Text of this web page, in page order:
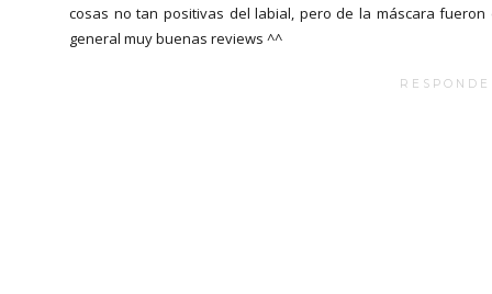
cosas no tan positivas del labial, pero de la máscara fueron
general muy buenas reviews ^^